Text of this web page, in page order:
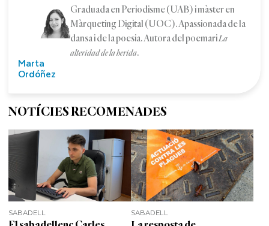
Marta
Ordóñez
Graduada en Periodisme (UAB) i màster en
Màrqueting Digital (UOC). Apassionada de la
dansa i de la poesia. Autora del poemariLa
alteridad de la herida.
NOTÍCIES RECOMENADES
SABADELL SABADELL